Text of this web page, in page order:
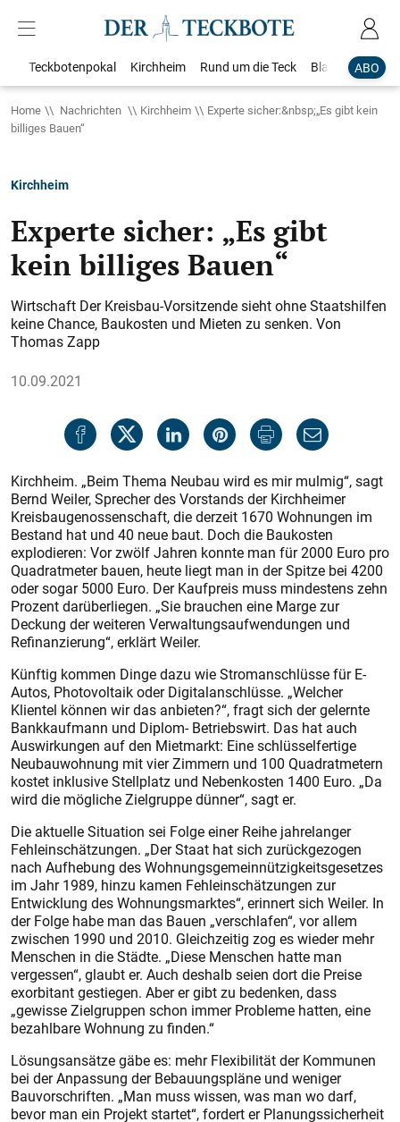
ABO
Teckbotenpokal Kirchheim Rund um die Teck Blaulicht
Home Nachrichten Kirchheim
Experte sicher:&nbsp;„Es gibt kein
billiges Bauen“
Kirchheim
Experte sicher: „Es gibt
kein billiges Bauen“
Wirtschaft Der Kreisbau-Vorsitzende sieht ohne Staatshilfen
keine Chance, Baukosten und Mieten zu senken. Von
Thomas Zapp
10.09.2021
Kirchheim. „Beim Thema Neubau wird es mir mulmig“, sagt
Bernd Weiler, Sprecher des Vorstands der Kirchheimer
Kreisbaugenossenschaft, die derzeit 1670 Wohnungen im
Bestand hat und 40 neue baut. Doch die Baukosten
explodieren: Vor zwölf Jahren konnte man für 2000 Euro pro
Quadratmeter bauen, heute liegt man in der Spitze bei 4200
oder sogar 5000 Euro. Der Kaufpreis muss mindestens zehn
Prozent darüberliegen. „Sie brauchen eine Marge zur
Deckung der weiteren Verwaltungsaufwendungen und
Refinanzierung“, erklärt Weiler.
Künftig kommen Dinge dazu wie Stromanschlüsse für E-
Autos, Photovoltaik oder Digitalanschlüsse. „Welcher
Klientel können wir das anbieten?“, fragt sich der gelernte
Bankkaufmann und Diplom- Betriebswirt. Das hat auch
Auswirkungen auf den Mietmarkt: Eine schlüsselfertige
Neubauwohnung mit vier Zimmern und 100 Quadratmetern
kostet inklusive Stellplatz und Nebenkosten 1400 Euro. „Da
wird die mögliche Zielgruppe dünner“, sagt er.
Die aktuelle Situation sei Folge einer Reihe jahrelanger
Fehleinschätzungen. „Der Staat hat sich zurückgezogen
nach Aufhebung des Wohnungsgemeinnützigkeitsgesetzes
im Jahr 1989, hinzu kamen Fehleinschätzungen zur
Entwicklung des Wohnungsmarktes“, erinnert sich Weiler. In
der Folge habe man das Bauen „verschlafen“, vor allem
zwischen 1990 und 2010. Gleichzeitig zog es wieder mehr
Menschen in die Städte. „Diese Menschen hatte man
vergessen“, glaubt er. Auch deshalb seien dort die Preise
exorbitant gestiegen. Aber er gibt zu bedenken, dass
„gewisse Zielgruppen schon immer Probleme hatten, eine
bezahlbare Wohnung zu finden.“
Lösungsansätze gäbe es: mehr Flexibilität der Kommunen
bei der Anpassung der Bebauungspläne und weniger
Bauvorschriften. „Man muss wissen, was man wo darf,
bevor man ein Projekt startet“, fordert er Planungssicherheit